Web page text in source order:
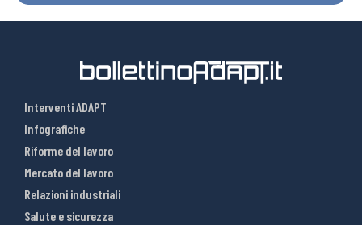
Interventi ADAPT
Infografiche
Riforme del lavoro
Mercato del lavoro
Relazioni industriali
Salute e sicurezza